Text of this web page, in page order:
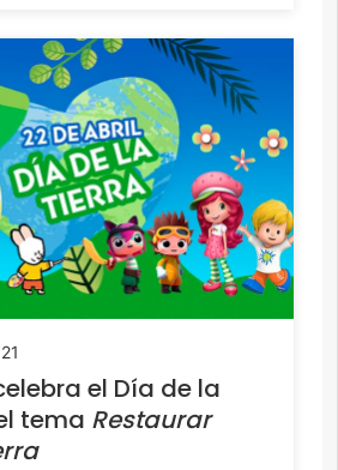
el Día de la
tema Restaurar